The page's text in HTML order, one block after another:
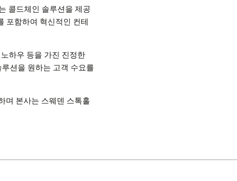
콜드체인 솔루션을 제공
포함하여 혁신적인 컨테
하우 등을 가진 진정한
션을 원하는 고객 수요를
며 본사는 스웨덴 스톡홀